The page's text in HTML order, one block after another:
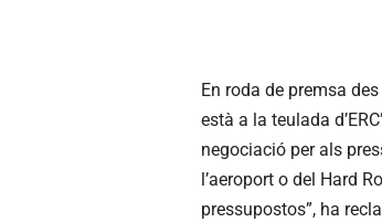
En roda de premsa
està a la teulada
negociació per als
l’aeroport o del Hard
pressupostos”, ha